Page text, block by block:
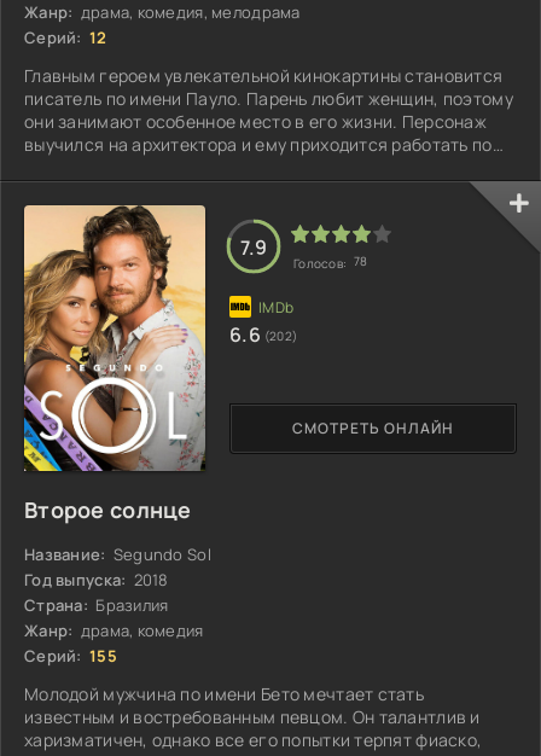
Жанр: драма, комедия, мелодрама
Серий: 12
Главным героем увлекательной кинокартины становится
писатель по имени Пауло. Парень любит женщин, поэтому
они занимают особенное место в его жизни. Персонаж
выучился на архитектора и ему приходится работать по
занятию...
Второе солнце
Название: Segundo Sol
Год выпуска: 2018
Страна: Бразилия
Жанр: драма, комедия
Серий: 155
Молодой мужчина по имени Бето мечтает стать
известным и востребованным певцом. Он талантлив и
харизматичен, однако все его попытки терпят фиаско,
СМОТРЕТЬ ОНЛАЙН
7.9
Голосов: 78
6.6 (202)